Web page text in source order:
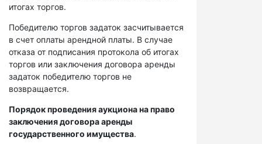
итогах торгов.
Победителю торгов задаток засчитывается
в счет оплаты арендной платы. В случае
отказа от подписания протокола об итогах
торгов или заключения договора аренды
задаток победителю торгов не
возвращается.
Порядок проведения аукциона на право
заключения договора аренды
государственного имущества.